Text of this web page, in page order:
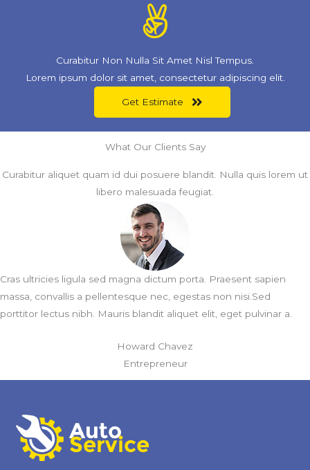
Curabitur Non Nulla Sit Amet Nisl Tempus.
Lorem ipsum dolor sit amet, consectetur adipiscing elit.
Get Estimate
What Our Clients Say
Curabitur aliquet quam id dui posuere blandit. Nulla quis lorem ut
libero malesuada feugiat.
Cras ultricies ligula sed magna dictum porta. Praesent sapien
massa, convallis a pellentesque nec, egestas non nisi.Sed
porttitor lectus nibh. Mauris blandit aliquet elit, eget pulvinar a.
Howard Chavez
Entrepreneur